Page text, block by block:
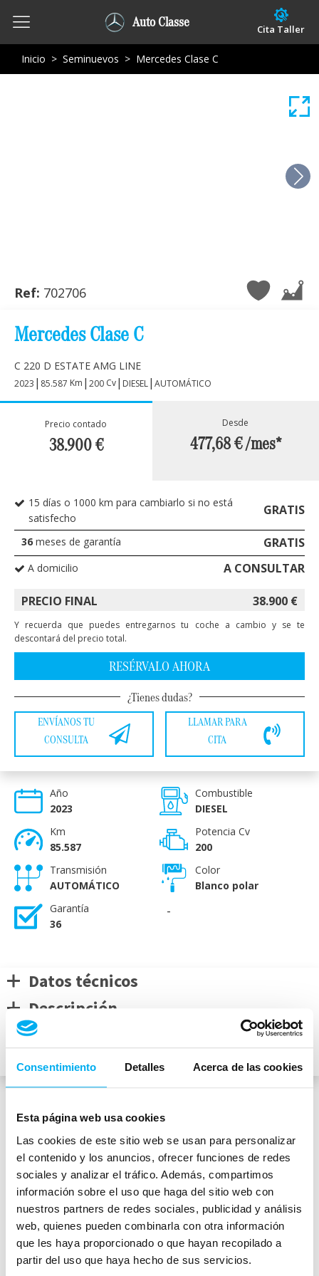
Consentimiento Detalles Acerca de las cookies
Esta página web usa cookies
Las cookies de este sitio web se usan para personalizar
el contenido y los anuncios, ofrecer funciones de redes
sociales y analizar el tráfico. Además, compartimos
información sobre el uso que haga del sitio web con
nuestros partners de redes sociales, publicidad y análisis
web, quienes pueden combinarla con otra información
que les haya proporcionado o que hayan recopilado a
partir del uso que haya hecho de sus servicios.
Auto Classe Cita Taller
Inicio > Seminuevos > Mercedes Clase C
Ref: 702706
Mercedes Clase C
C 220 D ESTATE AMG LINE
2023 | 85.587 Km | 200 Cv| DIESEL| AUTOMÁTICO
Precio contado
38.900€
Desde
477,68 €/mes*
15 días o 1000 km para cambiarlo si no está
satisfecho
GRATIS
36 meses de garantía GRATIS
A domicilio A CONSULTAR
PRECIO FINAL 38.900 €
Y recuerda que puedes entregarnos tu coche a cambio y se te
descontará del precio total.
RESÉRVALO AHORA
¿Tienes dudas?
ENVÍANOS TU
CONSULTA
LLAMAR PARA
CITA
Año
2023
Km
85.587
Combustible
DIESEL
Potencia Cv
200
Transmisión
AUTOMÁTICO
Garantía
36
Color
Blanco polar
-
Datos técnicos
Descripción
Equipamiento de Serie
Equipamiento Extra
Medidas del vehículo
1454
mm
4751mm 1820mm
Peso:1815kg